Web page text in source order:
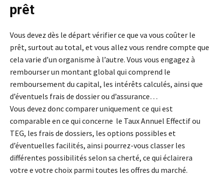
prêt
Vous devez dès le départ vérifier ce que va vous coûter le
prêt, surtout au total, et vous allez vous rendre compte que
cela varie d’un organisme à l’autre. Vous vous engagez à
rembourser un montant global qui comprend le
remboursement du capital, les intérêts calculés, ainsi que
d’éventuels frais de dossier ou d’assurance…
Vous devez donc comparer uniquement ce qui est
comparable en ce qui concerne le Taux Annuel Effectif ou
TEG, les frais de dossiers, les options possibles et
d’éventuelles facilités, ainsi pourrez-vous classer les
différentes possibilités selon sa cherté, ce qui éclairera
votre e votre choix parmi toutes les offres du marché.